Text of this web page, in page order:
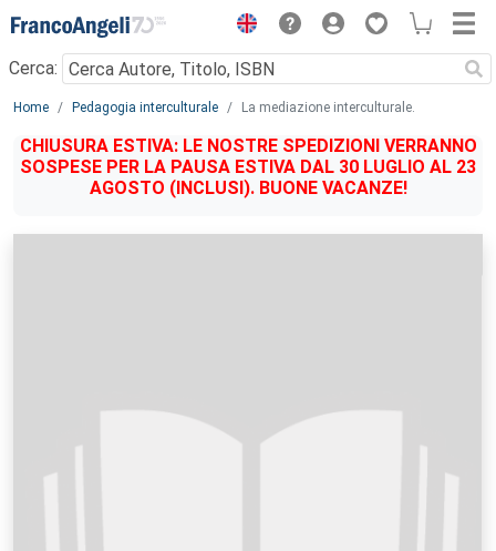
Menu
Cerca:
Main content
Home Pedagogia interculturale La mediazione interculturale.
CHIUSURA ESTIVA: LE NOSTRE SPEDIZIONI VERRANNO
SOSPESE PER LA PAUSA ESTIVA DAL 30 LUGLIO AL 23
AGOSTO (INCLUSI). BUONE VACANZE!